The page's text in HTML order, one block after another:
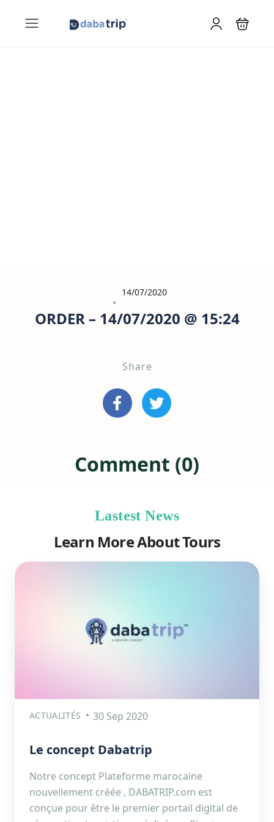
14/07/2020
ORDER – 14/07/2020 @ 15:24
Share
Comment (0)
Lastest News
Learn More About Tours
ACTUALITÉS 30 Sep 2020
Le concept Dabatrip
Notre concept Plateforme marocaine
nouvellement créée , DABATRIP.com est
conçue pour être le premier portail digital de